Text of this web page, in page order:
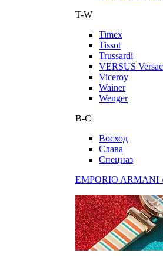
T-W
Timex
Tissot
Trussardi
VERSUS
Viceroy
Wainer
Wenger
В-С
Восход
Слава
Спецназ
EMPORIO ARMANI